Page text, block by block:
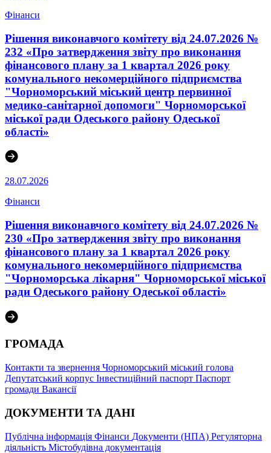
Фінанси
Рішення виконавчого комітету від 24.07.2026 №
232 «Про затвердження звіту про виконання
фінансового плану за 1 квартал 2026 року
комунального некомерційного підприємства
"Чорноморський міський центр первинної
медико-санітарної допомоги" Чорноморської
міської ради Одеського району Одеської
області»
28.07.2026
Фінанси
Рішення виконавчого комітету від 24.07.2026 №
230 «Про затвердження звіту про виконання
фінансового плану за 1 квартал 2026 року
комунального некомерційного підприємства
"Чорноморська лікарня" Чорноморської міської
ради Одеського району Одеської області»
ГРОМАДА
Контакти та звернення Чорноморський міський голова
Депутатський корпус Інвестиційний паспорт Паспорт
громади Вакансії
ДОКУМЕНТИ ТА ДАНІ
Публічна інформація Фінанси Документи (НПА) Регуляторна
діяльність Містобудівна документація